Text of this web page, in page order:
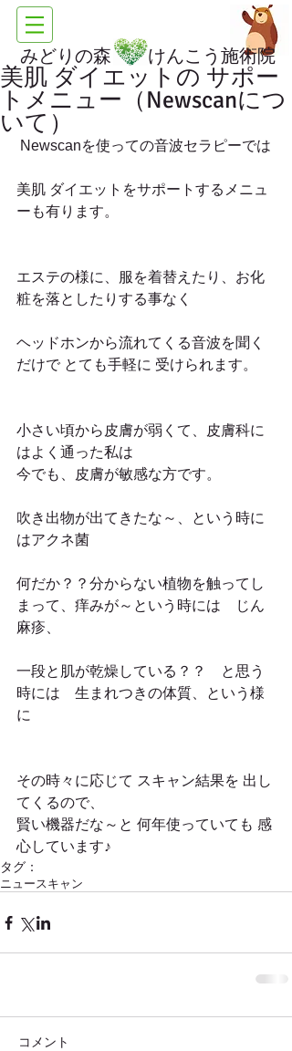
みどりの森 けんこう施術院
美肌 ダイエットの サポー
トメニュー（Newscanにつ
いて）
Newscanを使っての音波セラピーでは
美肌 ダイエットをサポートするメニュ
ーも有ります。
エステの様に、服を着替えたり、お化
粧を落としたりする事なく
ヘッドホンから流れてくる音波を聞く
だけで とても手軽に 受けられます。
小さい頃から皮膚が弱くて、皮膚科に
はよく通った私は
今でも、皮膚が敏感な方です。
吹き出物が出てきたな～、という時に
はアクネ菌
何だか？？分からない植物を触ってし
まって、痒みが～という時には　じん
麻疹、
一段と肌が乾燥している？？　と思う
時には　生まれつきの体質、という様
に
その時々に応じて スキャン結果を 出し
てくるので、
賢い機器だな～と 何年使っていても 感
心しています♪
タグ：
ニュースキャン
コメント